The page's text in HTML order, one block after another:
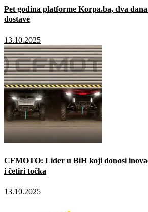
Pet godina platforme Korpa.ba, dva
dostave
13.10.2025
CFMOTO: Lider u BiH koji donosi
i četiri točka
13.10.2025